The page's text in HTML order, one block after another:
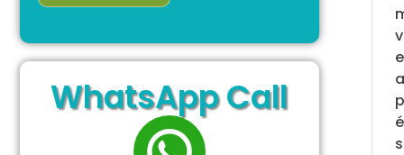
WhatsApp Call